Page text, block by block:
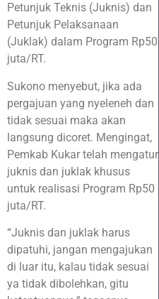
Petunjuk Teknis (Juknis) dan
Petunjuk Pelaksanaan
(Juklak) dalam Program Rp50
juta/RT.
Sukono menyebut, jika ada
pergajuan yang nyeleneh dan
tidak sesuai maka akan
langsung dicoret. Mengingat,
Pemkab Kukar telah mengatur
juknis dan juklak khusus
untuk realisasi Program Rp50
juta/RT.
“Juknis dan juklak harus
dipatuhi, jangan mengajukan
di luar itu, kalau tidak sesuai
ya tidak dibolehkan, gitu